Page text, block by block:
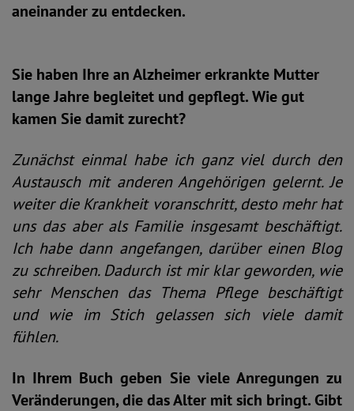
aneinander zu entdecken.
Sie haben Ihre an Alzheimer erkrankte Mutter
lange Jahre begleitet und gepflegt. Wie gut
kamen Sie damit zurecht?
Zunächst einmal habe ich ganz viel durch den
Austausch mit anderen Angehörigen gelernt. Je
weiter die Krankheit voranschritt, desto mehr hat
uns das aber als Familie insgesamt beschäftigt.
Ich habe dann angefangen, darüber einen Blog
zu schreiben. Dadurch ist mir klar geworden, wie
sehr Menschen das Thema Pflege beschäftigt
und wie im Stich gelassen sich viele damit
fühlen.
In Ihrem Buch geben Sie viele Anregungen zu
Veränderungen, die das Alter mit sich bringt. Gibt